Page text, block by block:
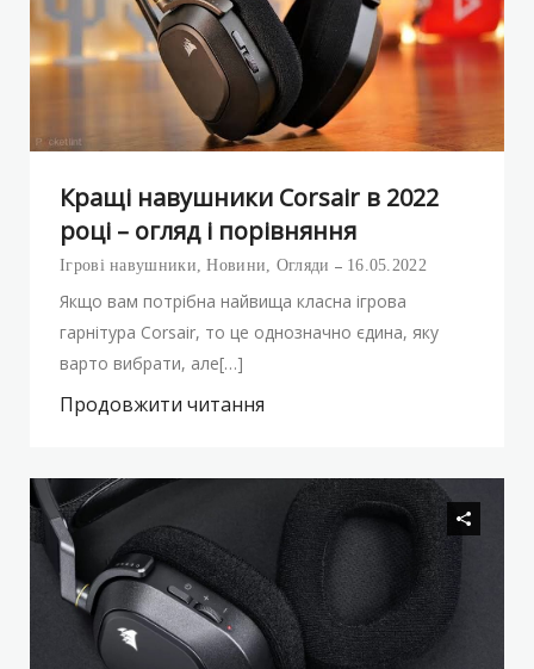
Кращі навушники Corsair в 2022
році – огляд і порівняння
Ігрові навушники,Новини, Огляди 16.05.2022
Якщо вам потрібна найвища класна ігрова
гарнітура Corsair, то це однозначно єдина, яку
варто вибрати, але[…]
Продовжити читання